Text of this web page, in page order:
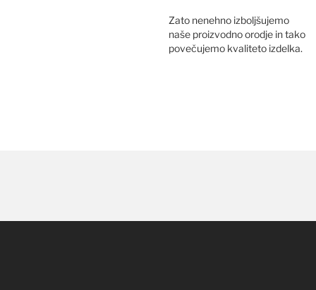
Zato nenehno izboljšujemo
naše proizvodno orodje in tako
povečujemo kvaliteto izdelka.